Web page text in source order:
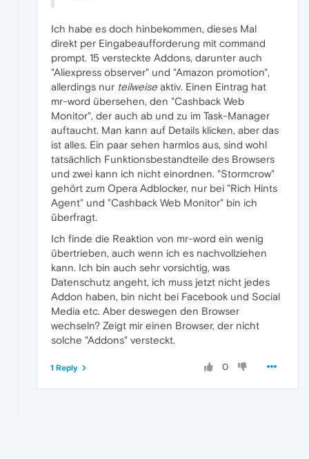
Ich habe es doch hinbekommen, dieses Mal
direkt per Eingabeaufforderung mit command
prompt. 15 versteckte Addons, darunter auch
"Aliexpress observer" und "Amazon promotion",
allerdings nur teilweise aktiv. Einen Eintrag hat
mr-word übersehen, den "Cashback Web
Monitor", der auch ab und zu im Task-Manager
auftaucht. Man kann auf Details klicken, aber das
ist alles. Ein paar sehen harmlos aus, sind wohl
tatsächlich Funktionsbestandteile des Browsers
und zwei kann ich nicht einordnen. "Stormcrow"
gehört zum Opera Adblocker, nur bei "Rich Hints
Agent" und "Cashback Web Monitor" bin ich
überfragt.
Ich finde die Reaktion von mr-word ein wenig
übertrieben, auch wenn ich es nachvollziehen
kann. Ich bin auch sehr vorsichtig, was
Datenschutz angeht, ich muss jetzt nicht jedes
Addon haben, bin nicht bei Facebook und Social
Media etc. Aber deswegen den Browser
wechseln? Zeigt mir einen Browser, der nicht
solche "Addons" versteckt.
0
1 Reply